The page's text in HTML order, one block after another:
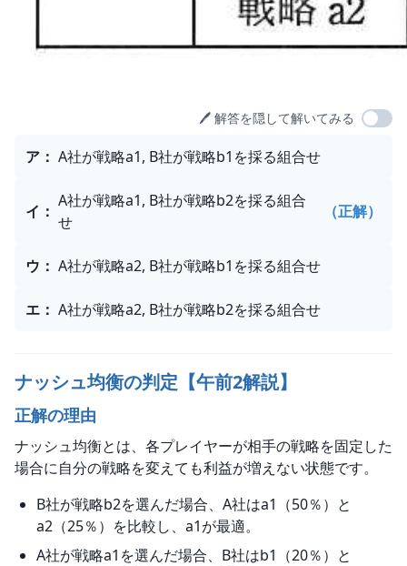
🖊️ 解答を隠して解いてみる
選択肢
ア ： A社が戦略a1, B社が戦略b1を採る組合せ
イ ：
A社が戦略a1, B社が戦略b2を採る組合
せ
（正解）
ウ ： A社が戦略a2, B社が戦略b1を採る組合せ
エ ： A社が戦略a2, B社が戦略b2を採る組合せ
ナッシュ均衡の判定【午前2解説】
正解の理由
ナッシュ均衡とは、各プレイヤーが相手の戦略を固定した
場合に自分の戦略を変えても利益が増えない状態です。
B社が戦略b2を選んだ場合、A社はa1（50％）と
a2（25％）を比較し、a1が最適。
A社が戦略a1を選んだ場合、B社はb1（20％）と